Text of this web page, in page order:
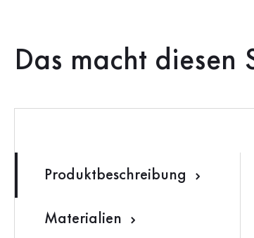
Das macht diesen
Produktbeschreibung
Materialien